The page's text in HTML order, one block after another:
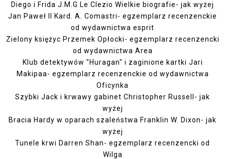
Diego i Frida J.M.G Le Clezio Wielkie biografie- jak wyżej
Jan Paweł II Kard. A. Comastri- egzemplarz recenzenckie
od wydawnictwa esprit
Zielony księżyc Przemek Opłocki- egzemplarz recenzencki
od wydawnictwa Area
Klub detektywów "Huragan" i zaginione kartki Jari
Makipaa- egzemplarz recenzenckie od wydawnictwa
Oficynka
Szybki Jack i krwawy gabinet Christopher Russell- jak
wyżej
Bracia Hardy w oparach szaleństwa Franklin W. Dixon- jak
wyżej
Tunele krwi Darren Shan- egzemplarz recenzencki od
Wilga